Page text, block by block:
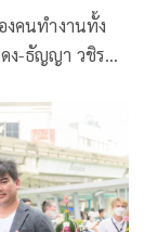
คนทำงานทั้ง
ง-ธัญญา วชิร
ป่วยจนปัจจุบัน